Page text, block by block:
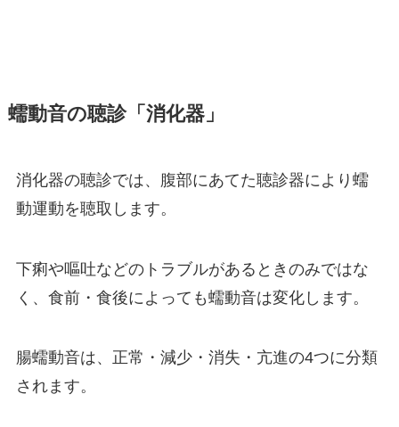
蠕動音の聴診「消化器」
消化器の聴診では、腹部にあてた聴診器により蠕
動運動を聴取します。
下痢や嘔吐などのトラブルがあるときのみではな
く、食前・食後によっても蠕動音は変化します。
腸蠕動音は、正常・減少・消失・亢進の4つに分類
されます。